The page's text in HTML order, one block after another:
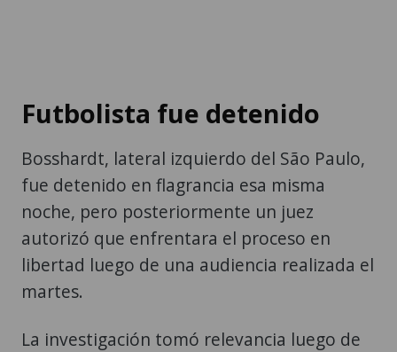
Futbolista fue detenido
Bosshardt, lateral izquierdo del São Paulo,
fue detenido en flagrancia esa misma
noche, pero posteriormente un juez
autorizó que enfrentara el proceso en
libertad luego de una audiencia realizada el
martes.
La investigación tomó relevancia luego de